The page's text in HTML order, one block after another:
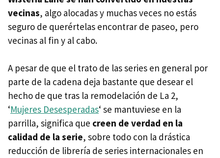
vecinas, algo alocadas y muchas veces no estás
seguro de querértelas encontrar de paseo, pero
vecinas al fin y al cabo.
A pesar de que el trato de las series en general por
parte de la cadena deja bastante que desear el
hecho de que tras la remodelación de La 2,
‘Mujeres Desesperadas‘ se mantuviese en la
parrilla, significa que creen de verdad en la
calidad de la serie, sobre todo con la drástica
reducción de librería de series internacionales en